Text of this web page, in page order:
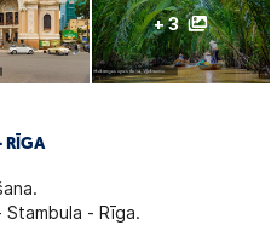
+ 3
RĪGA
Stambula - Rīga.